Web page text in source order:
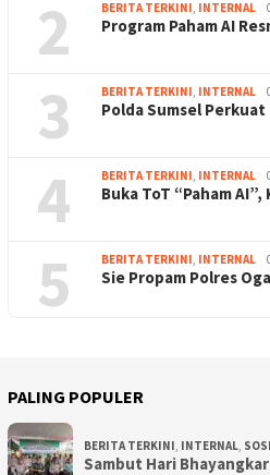
2 BERITA TERKINI, INTERNAL
Program Paham AI
3 BERITA TERKINI, INTERNAL
Polda Sumsel
4 BERITA TERKINI, INTERNAL
Buka ToT “Paham
5 BERITA TERKINI, INTERNAL
Sie Propam Polres
PALING POPULER
BERITA TERKINI, INTERNAL,
Sambut Hari